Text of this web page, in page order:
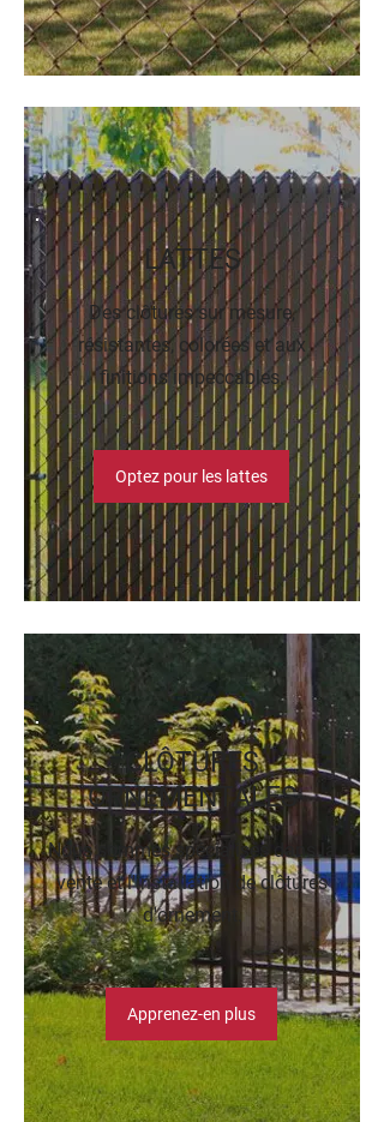
LATTES
Des clôtures sur mesure,
résistantes, colorées et aux
finitions impeccables.
Optez pour les lattes
CLÔTURES
ORNEMENTALES
Nous sommes spécialisés dans la
vente et l'installation de clôtures
d'ornement.
Apprenez-en plus